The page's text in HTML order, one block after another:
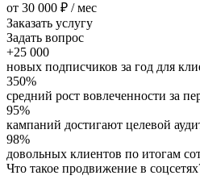
от 30 000 ₽ / мес
Заказать услугу
Задать вопрос
+25 000
новых подписчиков за год для
350%
средний рост вовлеченности за
95%
кампаний достигают целевой
98%
довольных клиентов по итогам
Что такое продвижение в